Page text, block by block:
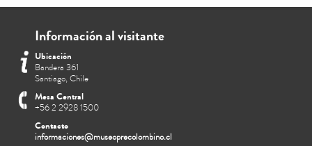
Información al visitante
Ubicación
Bandera 361
Santiago, Chile
Mesa Central
+56 2 2928 1500
Contacto
informaciones@museoprecolombino.cl